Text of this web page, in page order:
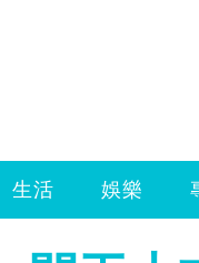
生活 娛樂